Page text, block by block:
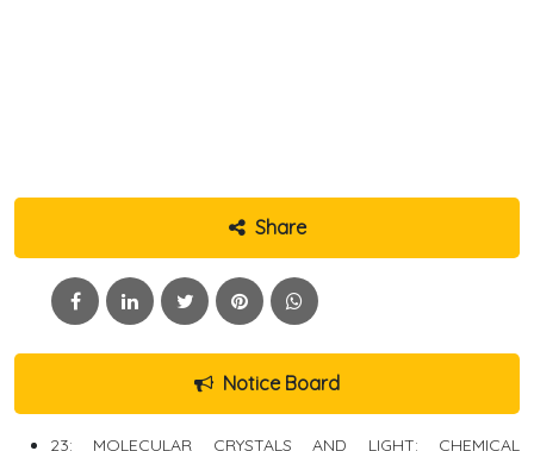
Share
Notice Board
23: MOLECULAR CRYSTALS AND LIGHT: CHEMICAL